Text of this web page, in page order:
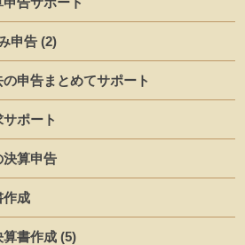
申告 (2)
申告まとめてサポート
ポート
決算申告
作成
算書作成 (5)